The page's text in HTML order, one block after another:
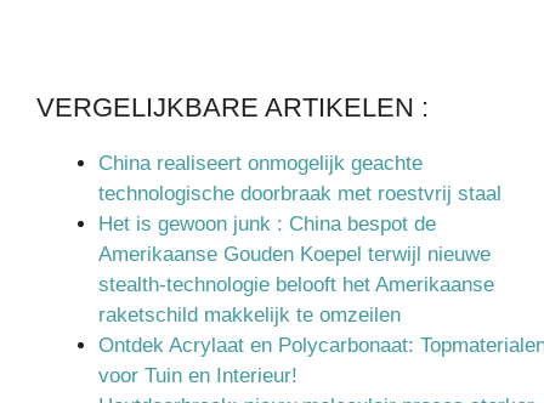
VERGELIJKBARE ARTIKELEN :
China realiseert onmogelijk geachte
technologische doorbraak met roestvrij staal
Het is gewoon junk : China bespot de
Amerikaanse Gouden Koepel terwijl nieuwe
stealth-technologie belooft het Amerikaanse
raketschild makkelijk te omzeilen
Ontdek Acrylaat en Polycarbonaat:
voor Tuin en Interieur!